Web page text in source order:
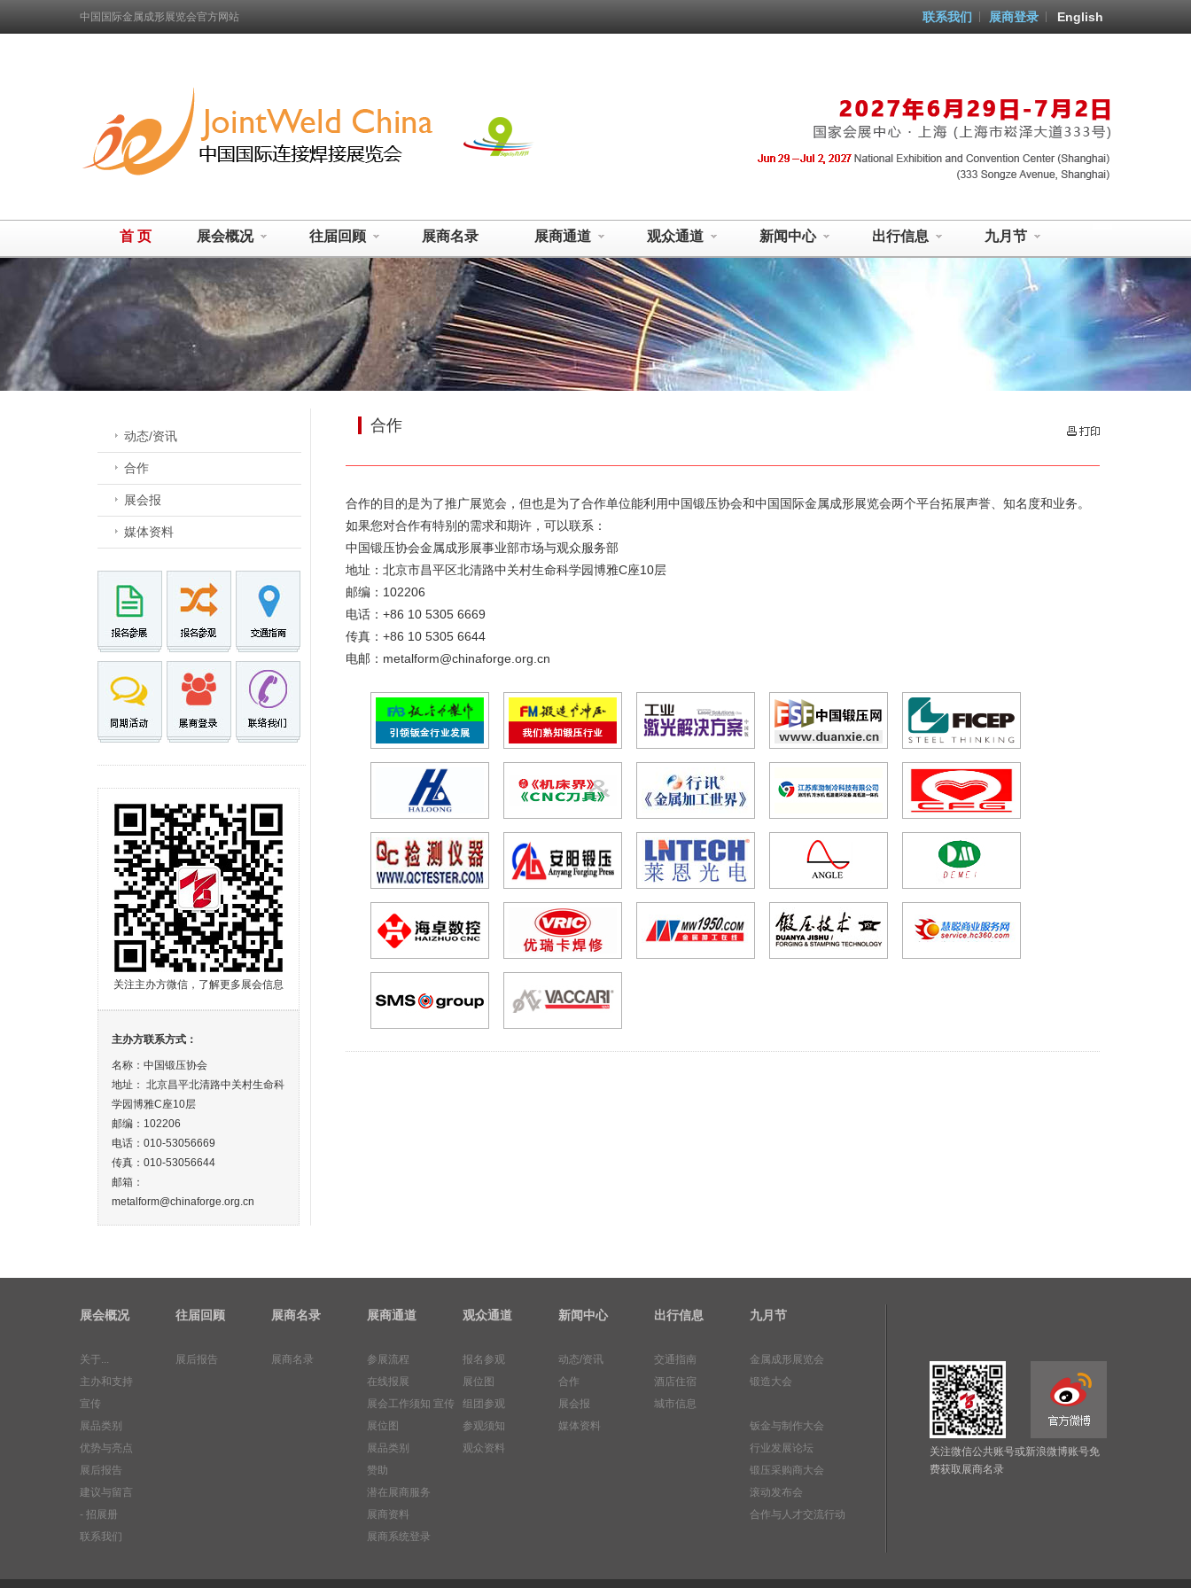
中国国际金属成形展览会官方网站 English
展商登录
联系我们
首 页 展会概况 往届回顾 展商名录 展商通道 观众通道 新闻中心 出行信息 九月节
动态/资讯
合作
展会报
媒体资料
关注主办方微信，了解更多展会信息
主办方联系方式：
名称：中国锻压协会
地址： 北京昌平北清路中关村生命科
学园博雅C座10层
邮编：102206
电话：010-53056669
传真：010-53056644
邮箱：
metalform@chinaforge.org.cn
合作
合作的目的是为了推广展览会，但也是为了合作单位能利用中国锻压协会和中国国际金属成形展览会两个平台拓展声誉、知名度和业务。
如果您对合作有特别的需求和期许，可以联系：
中国锻压协会金属成形展事业部市场与观众服务部
地址：北京市昌平区北清路中关村生命科学园博雅C座10层
邮编：102206
电话：+86 10 5305 6669
传真：+86 10 5305 6644
电邮：metalform@chinaforge.org.cn
展会概况
关于...
主办和支持
宣传
展品类别
优势与亮点
展后报告
建议与留言
- 招展册
联系我们
往届回顾
展后报告
展商名录
展商名录
展商通道
参展流程
在线报展
展会工作须知 宣传
展位图
展品类别
赞助
潜在展商服务
展商资料
展商系统登录
观众通道
报名参观
展位图
组团参观
参观须知
观众资料
新闻中心
动态/资讯
合作
展会报
媒体资料
出行信息
交通指南
酒店住宿
城市信息
九月节
金属成形展览会
锻造大会
钣金与制作大会
行业发展论坛
锻压采购商大会
滚动发布会
合作与人才交流行动
关注微信公共账号或新浪微博账号免
费获取展商名录